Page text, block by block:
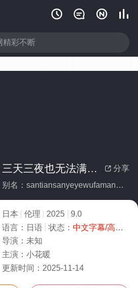
   
 分享
三天三夜也无法满足她
别名：santiansanyeyewufamanzuta
日本 伦理 2025
9.0
语言： 日语 状态： 中文字幕/高清
导演： 未知
主演： 小花暖
更新时间： 2025-11-14